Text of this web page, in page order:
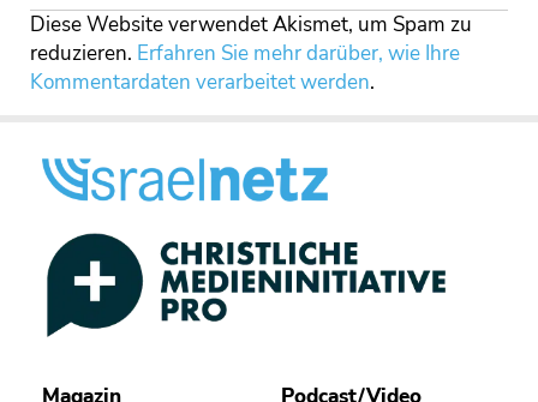
Diese Website verwendet Akismet, um Spam zu
reduzieren. Erfahren Sie mehr darüber, wie Ihre
Kommentardaten verarbeitet werden.